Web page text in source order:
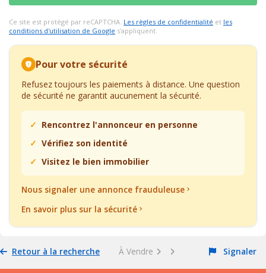
Ce site est protégé par reCAPTCHA. Les règles de confidentialité et les
conditions d'utilisation de Google s'appliquent.
Pour votre sécurité
Refusez toujours les paiements à distance. Une question
de sécurité ne garantit aucunement la sécurité.
Rencontrez l'annonceur en personne
Vérifiez son identité
Visitez le bien immobilier
Nous signaler une annonce frauduleuse
En savoir plus sur la sécurité
Retour à la recherche À Vendre Signaler